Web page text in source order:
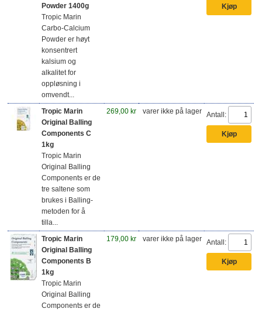
Powder 1400g
Tropic Marin
Carbo-Calcium
Powder er høyt
konsentrert
kalsium og
alkalitet for
oppløsning i
omvendt...
Tropic Marin
Original Balling
Components C
1kg
Tropic Marin
Original Balling
Components er de
tre saltene som
brukes i Balling-
metoden for å
tilla...
269,00 kr varer ikke på lager Antall:
Tropic Marin
Original Balling
Components B
1kg
Tropic Marin
Original Balling
Components er de
179,00 kr varer ikke på lager Antall: